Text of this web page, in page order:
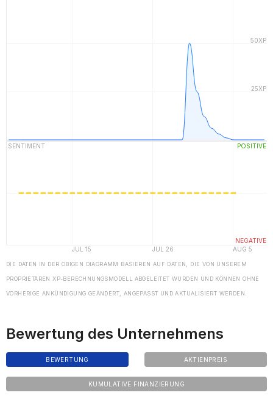
DIE DATEN IN DER OBIGEN DIAGRAMM BASIEREN AUF DATEN, DIE VON UNSEREM
PROPRIETÄREN XP-BERECHNUNGSMODELL ABGELEITET WURDEN UND KÖNNEN OHNE
VORHERIGE ANKÜNDIGUNG GEÄNDERT, ANGEPASST UND AKTUALISIERT WERDEN.
Bewertung des Unternehmens
BEWERTUNG AKTIENPREIS
KUMULATIVE FINANZIERUNG